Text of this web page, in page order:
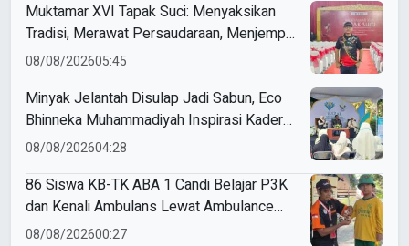
Muktamar XVI Tapak Suci: Menyaksikan
Tradisi, Merawat Persaudaraan, Menjemput
Masa Depan
08/08/202605:45
Minyak Jelantah Disulap Jadi Sabun, Eco
Bhinneka Muhammadiyah Inspirasi Kader
Nasyiatul Aisyiyah
08/08/202604:28
86 Siswa KB-TK ABA 1 Candi Belajar P3K
dan Kenali Ambulans Lewat Ambulance
Goes to Schools
08/08/202600:27